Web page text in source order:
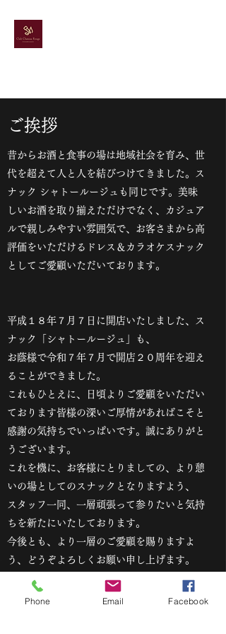
​ご挨拶
昔からお酒と食事の場は地域社会を育み、世
代を超えて人と人を結びつけてきました。ス
ナック シャトールージュも同じです。美味
しいお酒を取り揃えただけでなく、カジュア
ルで親しみやすい雰囲気で、お客さまから高
評価をいただけるドレス＆カラオケスナック
としてご愛顧いただいております。
平成１８年７月７日に開店いたしました、ス
ナック「シャトールージュ」も、
お蔭様で令和７年７月で開店２０周年を迎え
ることができました。
これもひとえに、日頃よりご愛顧をいただい
ております皆様の深いご厚情があればこそと
感謝の気持ちでいっぱいです。誠にありがと
うございます。
これを機に、お客様にとりましての、より憩
いの場としてのスナックとなりますよう、
スタッフ一同、一層頑張って参りたいと気持
ちを新たにいたしております。
今後とも、より一層のご愛顧を賜りますよ
う、どうぞよろしくお願い申し上げます。
Phone Email Facebook